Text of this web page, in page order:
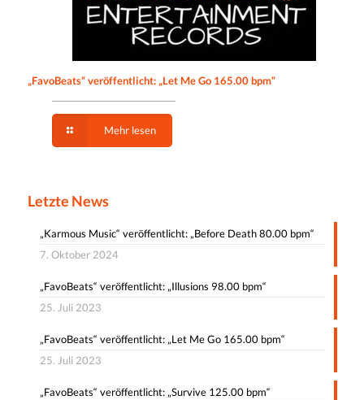
„FavoBeats“ veröffentlicht: „Let Me Go 165.00 bpm“
Mehr lesen
Letzte News
„Karmous Music“ veröffentlicht: „Before Death 80.00 bpm“
7. Oktober 2024
„FavoBeats“ veröffentlicht: „Illusions 98.00 bpm“
25. Juli 2023
„FavoBeats“ veröffentlicht: „Let Me Go 165.00 bpm“
25. Juli 2023
„FavoBeats“ veröffentlicht: „Survive 125.00 bpm“